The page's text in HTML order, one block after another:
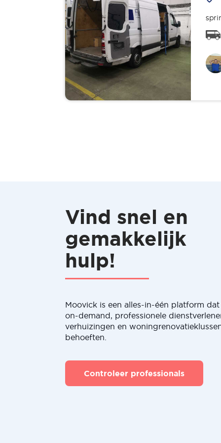
Vind snel en
gemakkelijk
hulp!
Moovick is een alles-in-één platform
on-demand, professionele
verhuizingen en
behoeften.
Controleer professionals